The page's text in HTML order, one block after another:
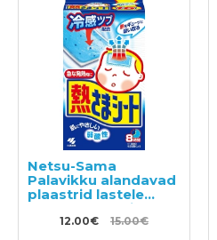
Netsu-Sama
Palavikku alandavad
plaastrid lastele
vanuses 2 kuni 10
aastat 16tk
12.00€ 15.00€